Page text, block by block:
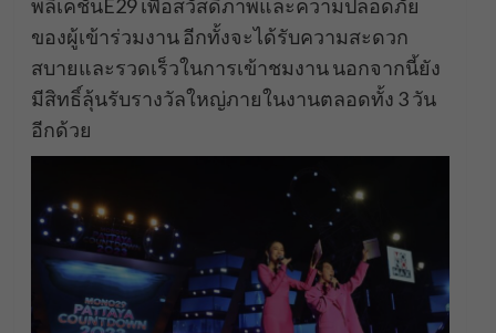
พลิเคชั่นE29 เพื่อสวัสดิภาพและความปลอดภัย
ของผู้เข้าร่วมงาน อีกทั้งจะได้รับความสะดวก
สบายและรวดเร็วในการเข้าชมงาน นอกจากนี้ยัง
มีสิทธิ์ลุ้นรับรางวัลใหญ่ภายในงานตลอดทั้ง 3 วัน
อีกด้วย